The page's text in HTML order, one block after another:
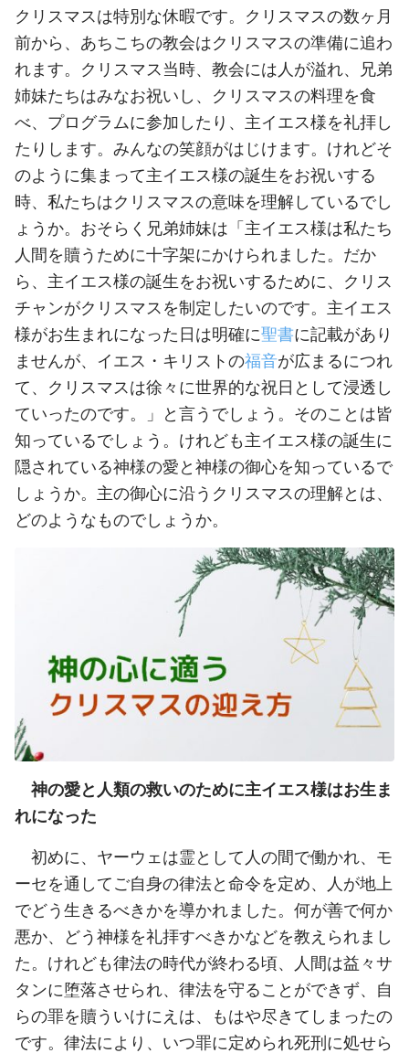
クリスマスは特別な休暇です。クリスマスの数ヶ月
前から、あちこちの教会はクリスマスの準備に追わ
れます。クリスマス当時、教会には人が溢れ、兄弟
姉妹たちはみなお祝いし、クリスマスの料理を食
べ、プログラムに参加したり、主イエス様を礼拝し
たりします。みんなの笑顔がはじけます。けれどそ
のように集まって主イエス様の誕生をお祝いする
時、私たちはクリスマスの意味を理解しているでし
ょうか。おそらく兄弟姉妹は「主イエス様は私たち
人間を贖うために十字架にかけられました。だか
ら、主イエス様の誕生をお祝いするために、クリス
チャンがクリスマスを制定したいのです。主イエス
様がお生まれになった日は明確に聖書に記載があり
ませんが、イエス・キリストの福音が広まるにつれ
て、クリスマスは徐々に世界的な祝日として浸透し
ていったのです。」と言うでしょう。そのことは皆
知っているでしょう。けれども主イエス様の誕生に
隠されている神様の愛と神様の御心を知っているで
しょうか。主の御心に沿うクリスマスの理解とは、
どのようなものでしょうか。
神の愛と人類の救いのために主イエス様はお生ま
れになった
初めに、ヤーウェは霊として人の間で働かれ、モ
ーセを通してご自身の律法と命令を定め、人が地上
でどう生きるべきかを導かれました。何が善で何か
悪か、どう神様を礼拝すべきかなどを教えられまし
た。けれども律法の時代が終わる頃、人間は益々サ
タンに堕落させられ、律法を守ることができず、自
らの罪を贖ういけにえは、もはや尽きてしまったの
です。律法により、いつ罪に定められ死刑に処せら